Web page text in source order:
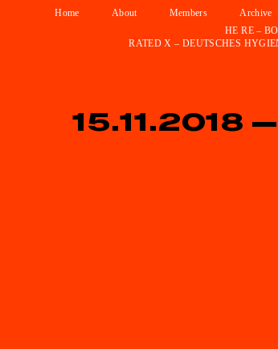
Home About Members Archive
HE RE –
RATED X – DEUTSCHES
15.11.2018 —